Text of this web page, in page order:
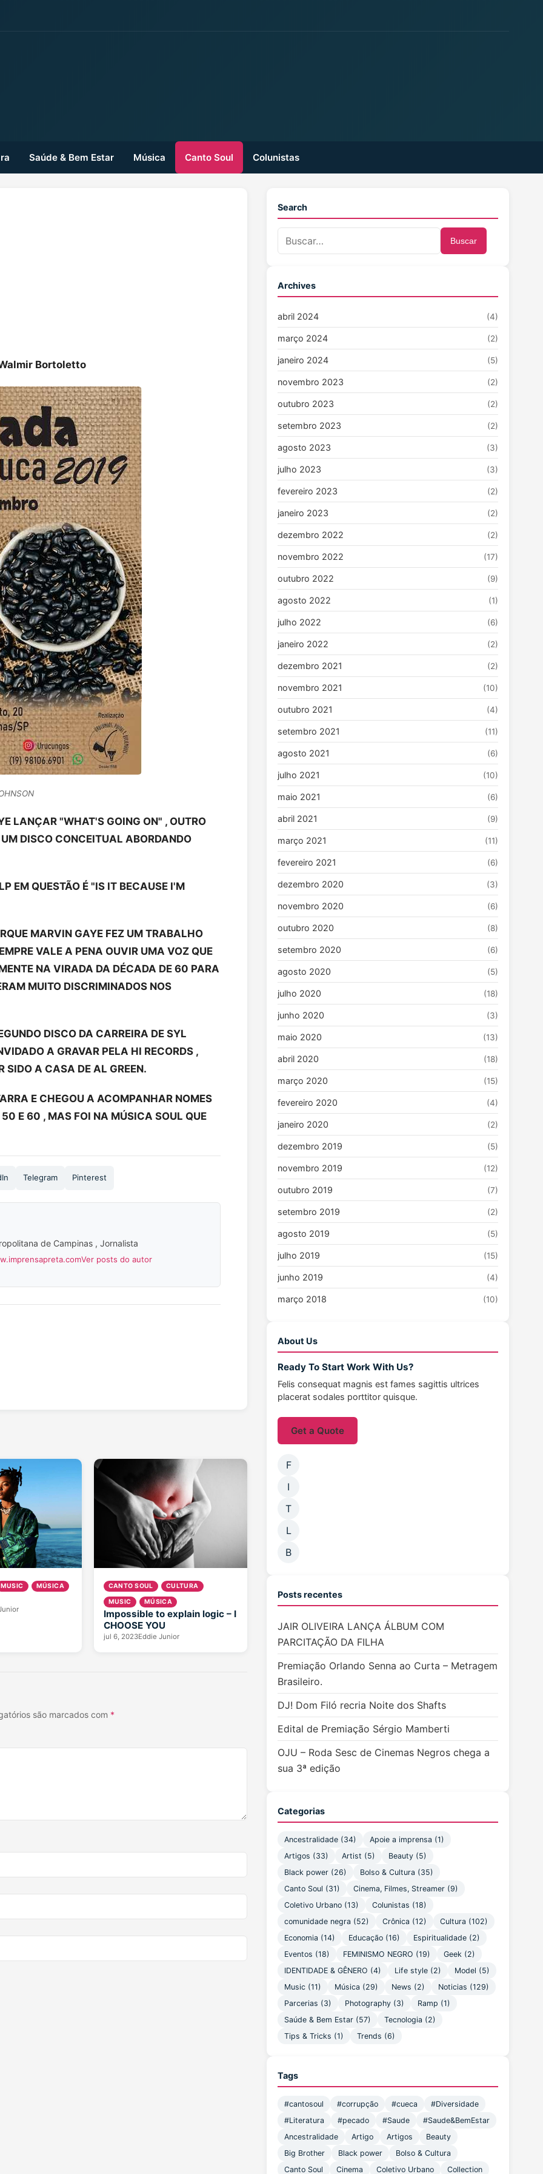
Saúde & Bem Estar Música Canto Soul Colunistas
Bortoletto
LANÇAR "WHAT'S GOING ON" , OUTRO
DISCO CONCEITUAL ABORDANDO
EM QUESTÃO É "IS IT BECAUSE I'M
MARVIN GAYE FEZ UM TRABALHO
VALE A PENA OUVIR UMA VOZ QUE
NA VIRADA DA DÉCADA DE 60 PARA
MUITO DISCRIMINADOS NOS
DISCO DA CARREIRA DE SYL
A GRAVAR PELA HI RECORDS ,
SIDO A CASA DE AL GREEN.
E CHEGOU A ACOMPANHAR NOMES
E 60 , MAS FOI NA MÚSICA SOUL QUE
Telegram Pinterest
de Campinas , Jornalista
Ver posts do autor
MUSIC MÚSICA CANTO SOUL
CULTURA
MUSIC
MÚSICA
Impossible to explain logic – I
CHOOSE YOU
jul 6, 2023Eddie Junior
são marcados com *
Search
Buscar
Archives
abril 2024 (4)
março 2024 (2)
janeiro 2024 (5)
novembro 2023 (2)
outubro 2023 (2)
setembro 2023 (2)
agosto 2023 (3)
julho 2023 (3)
fevereiro 2023 (2)
janeiro 2023 (2)
dezembro 2022 (2)
novembro 2022 (17)
outubro 2022 (9)
agosto 2022 (1)
julho 2022 (6)
janeiro 2022 (2)
dezembro 2021 (2)
novembro 2021 (10)
outubro 2021 (4)
setembro 2021 (11)
agosto 2021 (6)
julho 2021 (10)
maio 2021 (6)
abril 2021 (9)
março 2021 (11)
fevereiro 2021 (6)
dezembro 2020 (3)
novembro 2020 (6)
outubro 2020 (8)
setembro 2020 (6)
agosto 2020 (5)
julho 2020 (18)
junho 2020 (3)
maio 2020 (13)
abril 2020 (18)
março 2020 (15)
fevereiro 2020 (4)
janeiro 2020 (2)
dezembro 2019 (5)
novembro 2019 (12)
outubro 2019 (7)
setembro 2019 (2)
agosto 2019 (5)
julho 2019 (15)
junho 2019 (4)
março 2018 (10)
About Us
Ready To Start Work With Us?
Felis consequat magnis est fames sagittis ultrices
placerat sodales porttitor quisque.
Get a Quote
F
I
T
L
B
Posts recentes
JAIR OLIVEIRA LANÇA ÁLBUM COM
PARCITAÇÃO DA FILHA
Premiação Orlando Senna ao Curta – Metragem
Brasileiro.
DJ! Dom Filó recria Noite dos Shafts
Edital de Premiação Sérgio Mamberti
OJU – Roda Sesc de Cinemas Negros chega a
sua 3ª edição
Categorias
Ancestralidade (34) Apoie a imprensa (1)
Artigos (33) Artist (5) Beauty (5)
Black power (26) Bolso & Cultura (35)
Canto Soul (31) Cinema, Filmes, Streamer (9)
Coletivo Urbano (13) Colunistas (18)
comunidade negra (52) Crônica (12) Cultura (102)
Economia (14) Educação (16) Espiritualidade (2)
Eventos (18) FEMINISMO NEGRO (19) Geek (2)
IDENTIDADE & GÊNERO (4) Life style (2) Model (5)
Music (11) Música (29) News (2) Noticias (129)
Parcerias (3) Photography (3) Ramp (1)
Saúde & Bem Estar (57) Tecnologia (2)
Tips & Tricks (1) Trends (6)
Tags
#cantosoul #corrupção #cueca
#Diversidade
#Literatura
#pecado #Saude
#Saude&BemEstar
Ancestralidade
Artigo Artigos
Beauty
Big Brother
Black power
Bolso & Cultura
Canto Soul
Cinema Coletivo Urbano Collection